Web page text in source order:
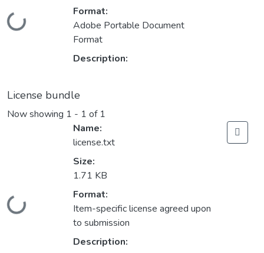
Loading...
Format:
Adobe Portable Document
Format
Description:
License bundle
Now showing 1 - 1 of 1
Loading...
Name:
license.txt
Size:
1.71 KB
Format:
Item-specific license agreed upon
to submission
Description: